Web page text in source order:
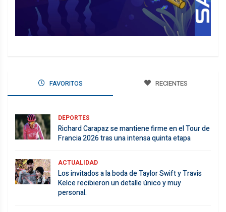
FAVORITOS RECIENTES
DEPORTES
Richard Carapaz se mantiene firme en el Tour de
Francia 2026 tras una intensa quinta etapa
ACTUALIDAD
Los invitados a la boda de Taylor Swift y Travis
Kelce recibieron un detalle único y muy
personal.